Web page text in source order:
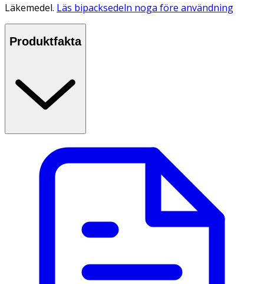
Läkemedel. Läs bipacksedeln noga före användning
Produktfakta